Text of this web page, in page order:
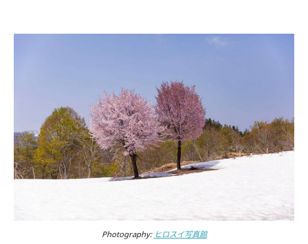
Photography: ヒロスイ写真館